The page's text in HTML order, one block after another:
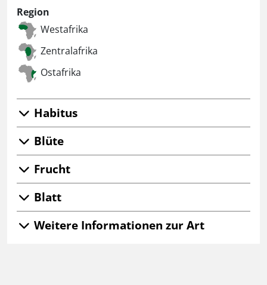
Region
Westafrika
Zentralafrika
Ostafrika
Habitus
Blüte
Frucht
Blatt
Weitere Informationen zur Art